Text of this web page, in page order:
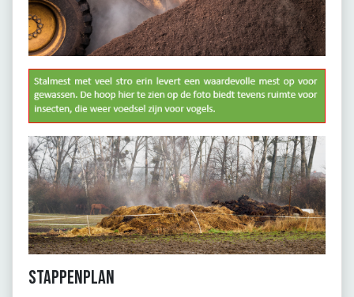
Stappenplan